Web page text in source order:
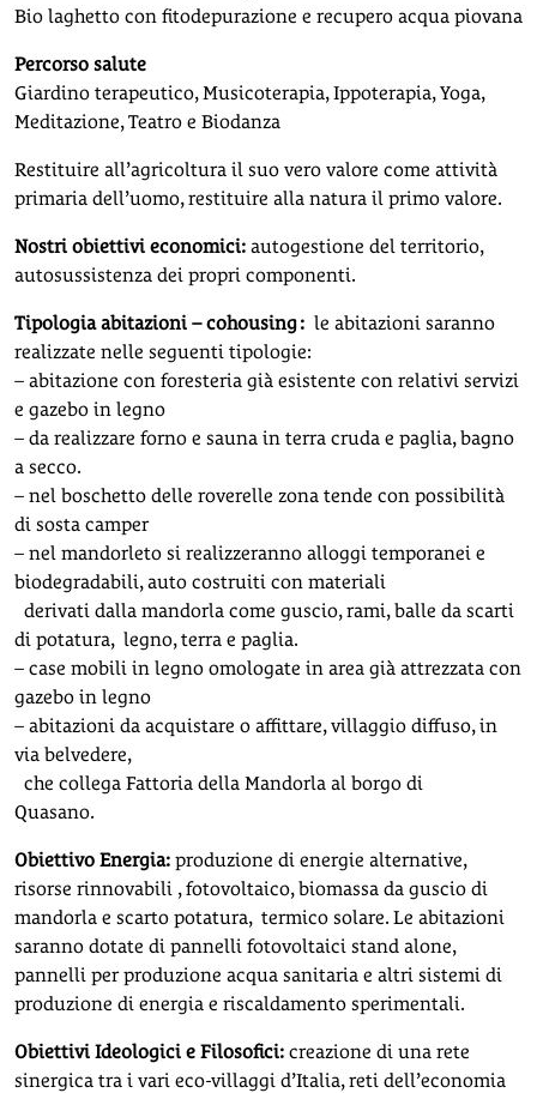
Bio laghetto con fitodepurazione e recupero acqua piovana
Percorso salute
Giardino terapeutico, Musicoterapia, Ippoterapia, Yoga,
Meditazione, Teatro e Biodanza
Restituire all’agricoltura il suo vero valore come attività
primaria dell’uomo, restituire alla natura il primo valore.
Nostri obiettivi economici: autogestione del territorio,
autosussistenza dei propri componenti.
Tipologia abitazioni – cohousing : le abitazioni saranno
realizzate nelle seguenti tipologie:
– abitazione con foresteria già esistente con relativi servizi
e gazebo in legno
– da realizzare forno e sauna in terra cruda e paglia, bagno
a secco.
– nel boschetto delle roverelle zona tende con possibilità
di sosta camper
– nel mandorleto si realizzeranno alloggi temporanei e
biodegradabili, auto costruiti con materiali
derivati dalla mandorla come guscio, rami, balle da scarti
di potatura, legno, terra e paglia.
– case mobili in legno omologate in area già attrezzata con
gazebo in legno
– abitazioni da acquistare o affittare, villaggio diffuso, in
via belvedere,
che collega Fattoria della Mandorla al borgo di
Quasano.
Obiettivo Energia: produzione di energie alternative,
risorse rinnovabili , fotovoltaico, biomassa da guscio di
mandorla e scarto potatura, termico solare. Le abitazioni
saranno dotate di pannelli fotovoltaici stand alone,
pannelli per produzione acqua sanitaria e altri sistemi di
produzione di energia e riscaldamento sperimentali.
Obiettivi Ideologici e Filosofici: creazione di una rete
sinergica tra i vari eco-villaggi d’Italia, reti dell’economia